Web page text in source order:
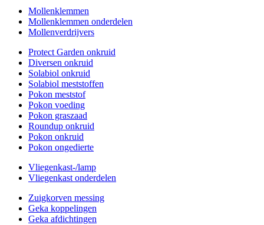
Mollenklemmen
Mollenklemmen onderdelen
Mollenverdrijvers
Protect Garden onkruid
Diversen onkruid
Solabiol onkruid
Solabiol meststoffen
Pokon meststof
Pokon voeding
Pokon graszaad
Roundup onkruid
Pokon onkruid
Pokon ongedierte
Vliegenkast-/lamp
Vliegenkast onderdelen
Zuigkorven messing
Geka koppelingen
Geka afdichtingen